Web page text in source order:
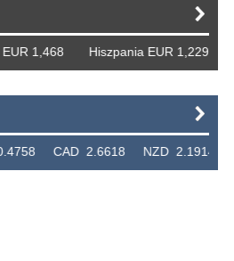
1,468 Hiszpania EUR 1,229
CAD 2.6618 NZD 2.1914